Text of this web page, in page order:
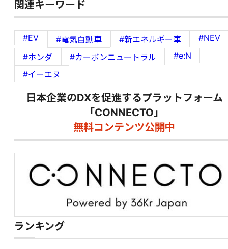
関連キーワード
#EV #電気自動車 #新エネルギー車
#NEV
#ホンダ
#カーボンニュートラル
#e:N
#イーエヌ
日本企業のDXを促進するプラットフォーム
「CONNECTO」
無料コンテンツ公開中
ランキング